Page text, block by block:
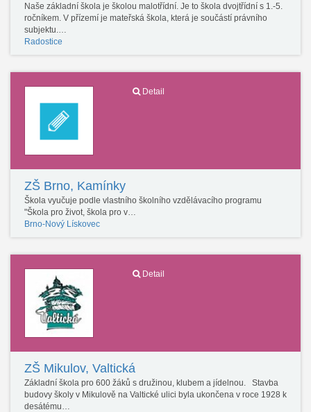
Naše základní škola je školou malotřídní. Je to škola dvojtřídní s 1.-5.
ročníkem. V přízemí je mateřská škola, která je součástí právního
subjektu.…
Radostice
Detail
ZŠ Brno, Kamínky
Škola vyučuje podle vlastního školního vzdělávacího programu
"Škola pro život, škola pro v…
Brno-Nový Lískovec
Detail
ZŠ Mikulov, Valtická
Základní škola pro 600 žáků s družinou, klubem a jídelnou. Stavba
budovy školy v Mikulově na Valtické ulici byla ukončena v roce 1928 k
desátému…